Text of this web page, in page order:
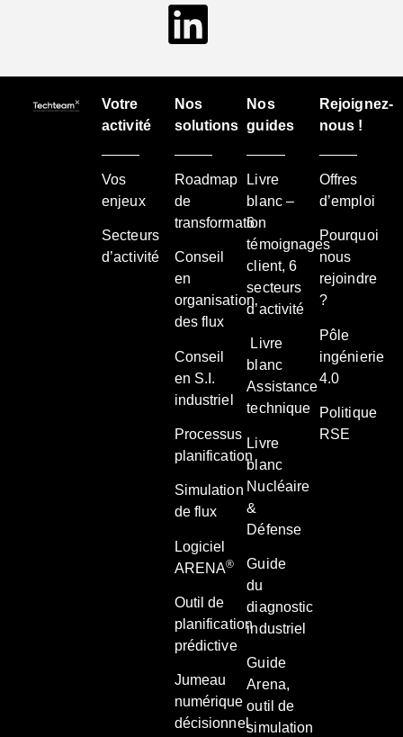
Votre
activité
Vos
enjeux
Secteurs
d’activité
Nos
solutions
Roadmap
de
transformation
Conseil
en
organisation
des flux
Conseil
en S.I.
industriel
Processus
planification
Simulation
de flux
Logiciel
ARENA®
Outil de
planification
prédictive
Jumeau
numérique
décisionnel
Nos
guides
Livre
blanc –
6
témoignages
client, 6
secteurs
d’activité
Livre
blanc
Assistance
technique
Livre
blanc
Nucléaire
&
Défense
Guide
du
diagnostic
industriel
Guide
Arena,
outil de
simulation
Rejoignez-
nous !
Offres
d’emploi
Pourquoi
nous
rejoindre
?
Pôle
ingénierie
4.0
Politique
RSE